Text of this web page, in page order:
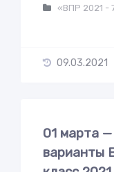
«ВПР 2021 -
09.03.2021
01 марта
варианты